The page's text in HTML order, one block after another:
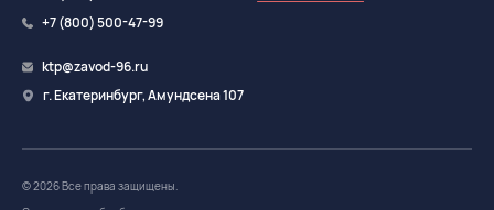
+7 (800) 500-47-99
ktp@zavod-96.ru
г. Екатеринбург, Амундсена 107
© 2026 Все права защищены.